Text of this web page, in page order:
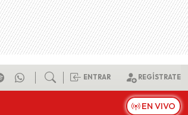
ENTRAR REGÍSTRATE
EN VIVO